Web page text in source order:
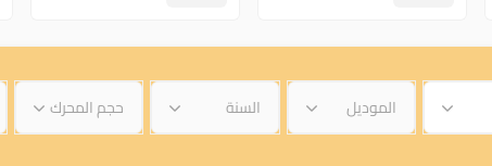
الموديل السنة حجم المحرك